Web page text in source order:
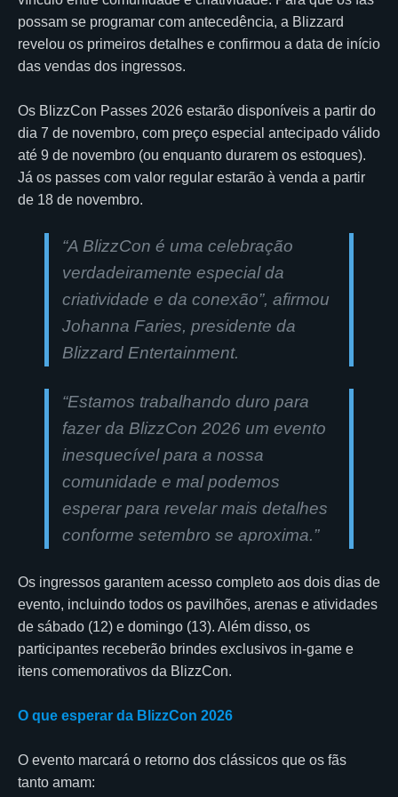
possam se programar com antecedência, a Blizzard
revelou os primeiros detalhes e confirmou a data de início
das vendas dos ingressos.
Os BlizzCon Passes 2026 estarão disponíveis a partir do
dia 7 de novembro, com preço especial antecipado válido
até 9 de novembro (ou enquanto durarem os estoques).
Já os passes com valor regular estarão à venda a partir
de 18 de novembro.
“A BlizzCon é uma celebração
verdadeiramente especial da
criatividade e da conexão”, afirmou
Johanna Faries, presidente da
Blizzard Entertainment.
“Estamos trabalhando duro para
fazer da BlizzCon 2026 um evento
inesquecível para a nossa
comunidade e mal podemos
esperar para revelar mais detalhes
conforme setembro se aproxima.”
Os ingressos garantem acesso completo aos dois dias de
evento, incluindo todos os pavilhões, arenas e atividades
de sábado (12) e domingo (13). Além disso, os
participantes receberão brindes exclusivos in-game e
itens comemorativos da BlizzCon.
O que esperar da BlizzCon 2026
O evento marcará o retorno dos clássicos que os fãs
tanto amam: